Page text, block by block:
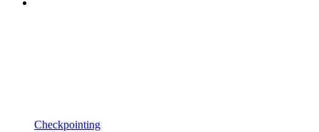
Checkpointing